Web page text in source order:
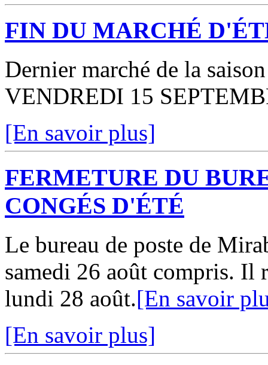
FIN DU MARCHÉ
Dernier
VENDREDI 15
[En savoir plus]
FERMETURE DU
CONGÉS D'ÉTÉ
Le bureau de poste de
samedi 26 août compris. Il
lundi 28 août.[En savoir
[En savoir plus]